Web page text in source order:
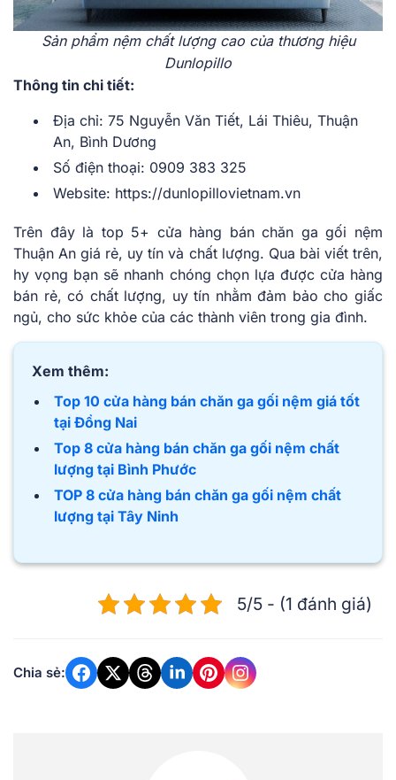
Sản phẩm nệm chất lượng cao của thương hiệu
Dunlopillo
Thông tin chi tiết:
Địa chỉ: 75 Nguyễn Văn Tiết, Lái Thiêu, Thuận
An, Bình Dương
Số điện thoại: 0909 383 325
Website: https://dunlopillovietnam.vn
Trên đây là top 5+ cửa hàng bán chăn ga gối nệm
Thuận An giá rẻ, uy tín và chất lượng. Qua bài viết trên,
hy vọng bạn sẽ nhanh chóng chọn lựa được cửa hàng
bán rẻ, có chất lượng, uy tín nhằm đảm bảo cho giấc
ngủ, cho sức khỏe của các thành viên trong gia đình.
Xem thêm:
Top 10 cửa hàng bán chăn ga gối nệm giá tốt
tại Đồng Nai
Top 8 cửa hàng bán chăn ga gối nệm chất
lượng tại Bình Phước
TOP 8 cửa hàng bán chăn ga gối nệm chất
lượng tại Tây Ninh
5/5 - (1 đánh giá)
Chia sẻ: